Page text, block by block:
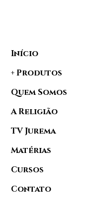
Início
+ Produtos
Quem Somos
A Religião
TV Jurema
Matérias
Cursos
Contato